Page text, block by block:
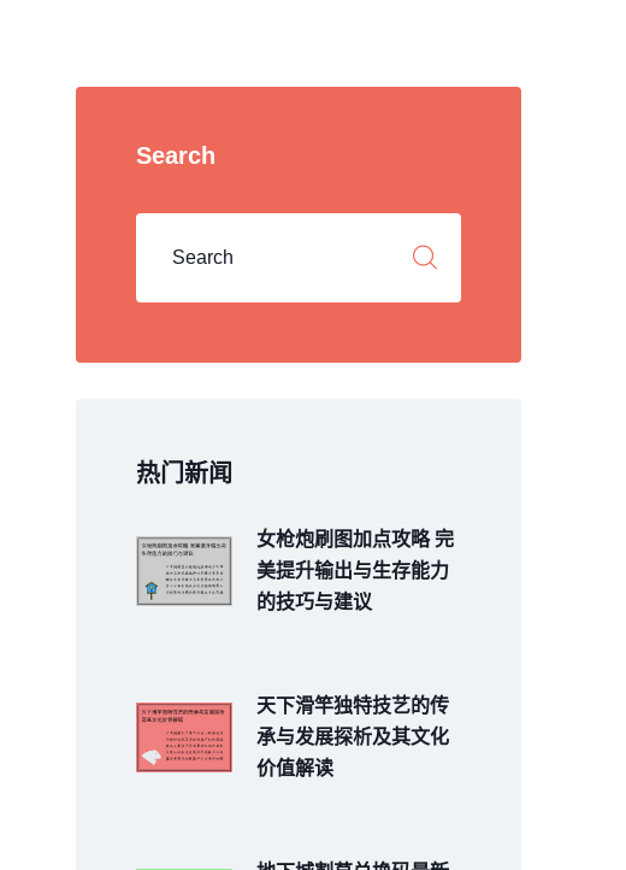
Search
热门新闻
女枪炮刷图加点攻略 完
美提升输出与生存能力
的技巧与建议
天下滑竿独特技艺的传
承与发展探析及其文化
价值解读